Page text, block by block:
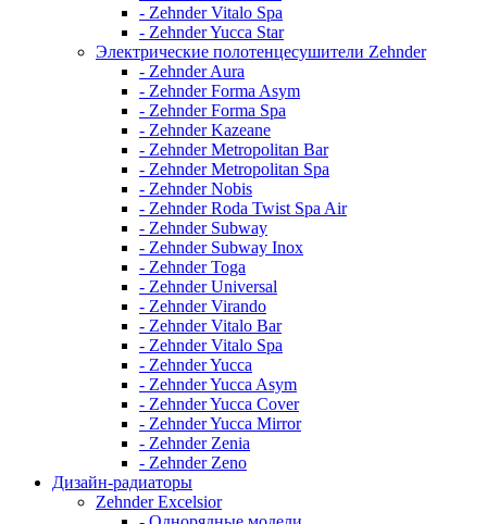
- Zehnder Vitalo Spa
- Zehnder Yucca Star
Электрические полотенцесушители Zehnder
- Zehnder Aura
- Zehnder Forma Asym
- Zehnder Forma Spa
- Zehnder Kazeane
- Zehnder Metropolitan Bar
- Zehnder Metropolitan Spa
- Zehnder Nobis
- Zehnder Roda Twist Spa Air
- Zehnder Subway
- Zehnder Subway Inox
- Zehnder Toga
- Zehnder Universal
- Zehnder Virando
- Zehnder Vitalo Bar
- Zehnder Vitalo Spa
- Zehnder Yucca
- Zehnder Yucca Asym
- Zehnder Yucca Cover
- Zehnder Yucca Mirror
- Zehnder Zenia
- Zehnder Zeno
Дизайн-радиаторы
Zehnder Excelsior